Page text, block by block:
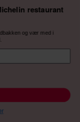
restaurant
og vær med i